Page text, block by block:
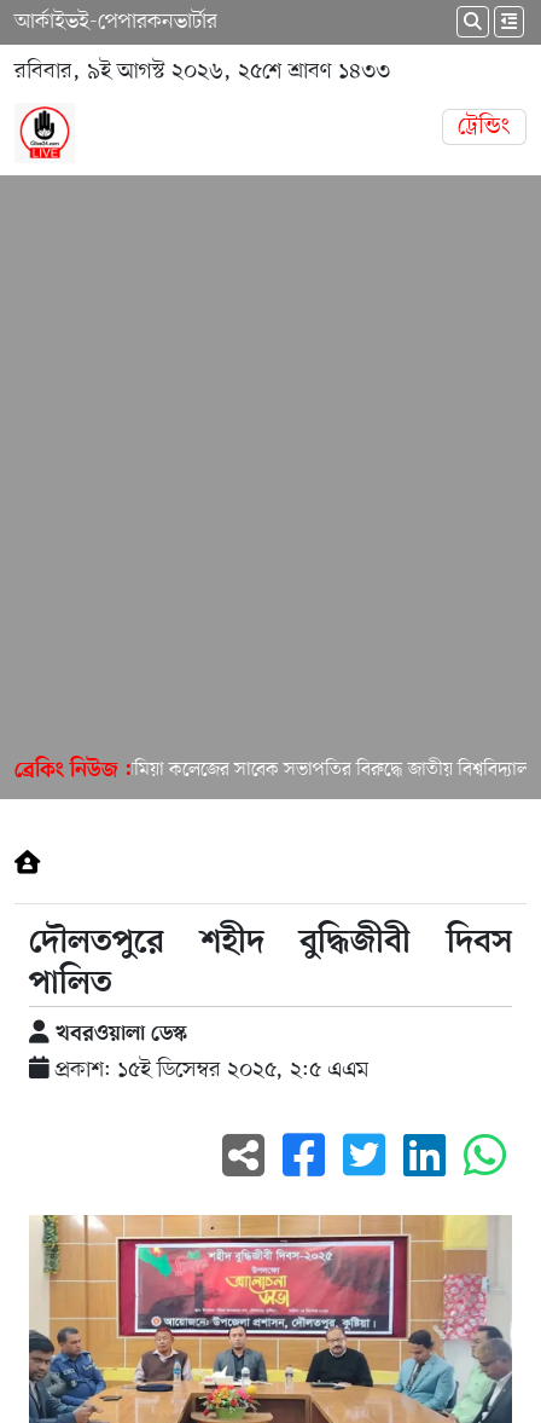
আর্কাইভই-পেপারকনভার্টার
রবিবার, ৯ই আগস্ট ২০২৬, ২৫শে শ্রাবণ ১৪৩৩
ট্রেন্ডিং
ব্রেকিং নিউজ :ইসলামিয়া কলেজের সাবেক সভাপতির বিরুদ্ধে জাতীয়
দৌলতপুরে শহীদ বুদ্ধিজীবী দিবস
পালিত
খবরওয়ালা ডেস্ক
প্রকাশ: ১৫ই ডিসেম্বর ২০২৫, ২:৫ এএম